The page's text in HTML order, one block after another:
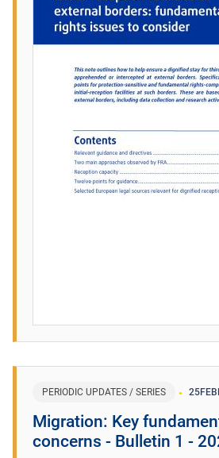
PERIODIC UPDATES / SERIES 25
Migration: Key
concerns - Bulletin 1 -